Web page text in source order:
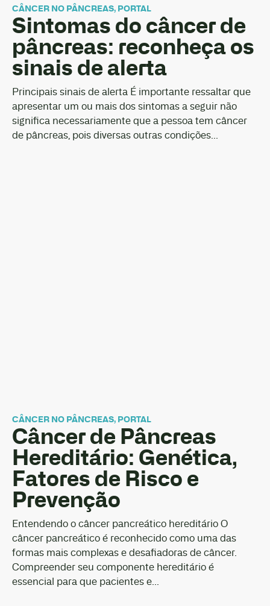
CÂNCER NO PÂNCREAS, PORTAL
Sintomas do câncer de
pâncreas: reconheça os
sinais de alerta
Principais sinais de alerta É importante ressaltar que
apresentar um ou mais dos sintomas a seguir não
significa necessariamente que a pessoa tem câncer
de pâncreas, pois diversas outras condições...
CÂNCER NO PÂNCREAS, PORTAL
Câncer de Pâncreas
Hereditário: Genética,
Fatores de Risco e
Prevenção
Entendendo o câncer pancreático hereditário O
câncer pancreático é reconhecido como uma das
formas mais complexas e desafiadoras de câncer.
Compreender seu componente hereditário é
essencial para que pacientes e...